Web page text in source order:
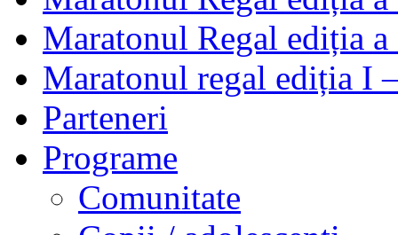
Maratonul Regal ediția
Maratonul regal ediția I
Parteneri
Programe
Comunitate